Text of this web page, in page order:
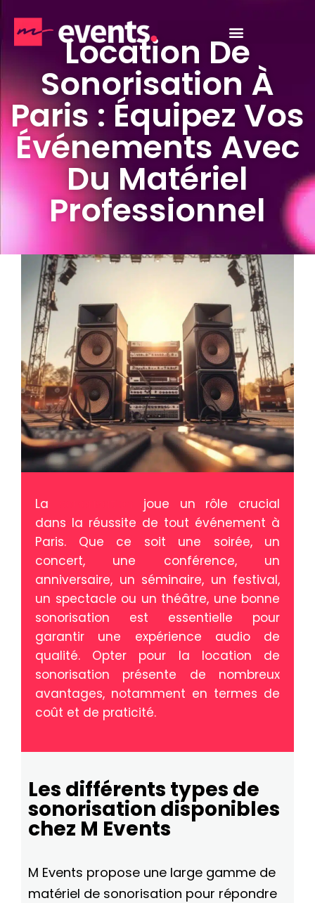
Location De
Sonorisation À
Paris : Équipez Vos
Événements Avec
Du Matériel
Professionnel
La
joue un rôle crucial
dans la réussite de tout événement à
Paris. Que ce soit une soirée, un
concert, une conférence, un
anniversaire, un séminaire, un festival,
un spectacle ou un théâtre, une bonne
sonorisation est essentielle pour
garantir une expérience audio de
qualité. Opter pour la location de
sonorisation présente de nombreux
avantages, notamment en termes de
coût et de praticité.
Les différents types de
sonorisation disponibles
chez M Events
M Events propose une large gamme de
matériel de sonorisation pour répondre